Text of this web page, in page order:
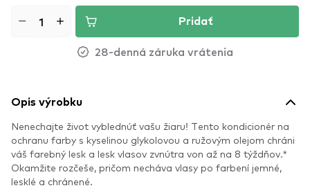
Pridať
28-denná záruka vrátenia
Opis výrobku
Nenechajte život vyblednúť vašu žiaru! Tento kondicionér na
ochranu farby s kyselinou glykolovou a ružovým olejom chráni
váš farebný lesk a lesk vlasov zvnútra von až na 8 týždňov.*
Okamžite rozčeše, pričom necháva vlasy po farbení jemné,
lesklé a chránené.